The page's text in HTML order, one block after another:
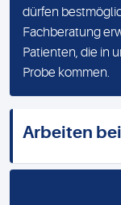
dürfen
Fachberatung
Patienten, die in
Probe kommen.
Arbeiten